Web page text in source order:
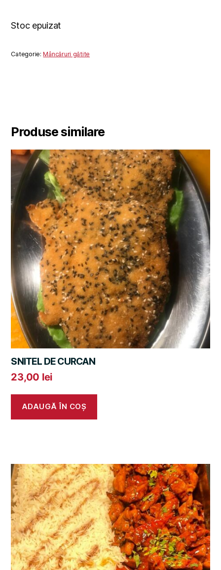
Stoc epuizat
Categorie:Mâncăruri gătite
Produse similare
SNITEL DE CURCAN
23,00 lei
ADAUGĂ ÎN COȘ